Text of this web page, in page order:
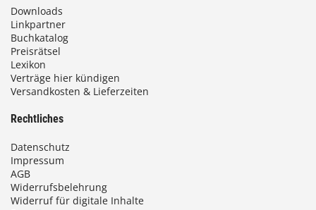
Downloads
Linkpartner
Buchkatalog
Preisrätsel
Lexikon
Verträge hier kündigen
Versandkosten & Lieferzeiten
Rechtliches
Datenschutz
Impressum
AGB
Widerrufsbelehrung
Widerruf für digitale Inhalte